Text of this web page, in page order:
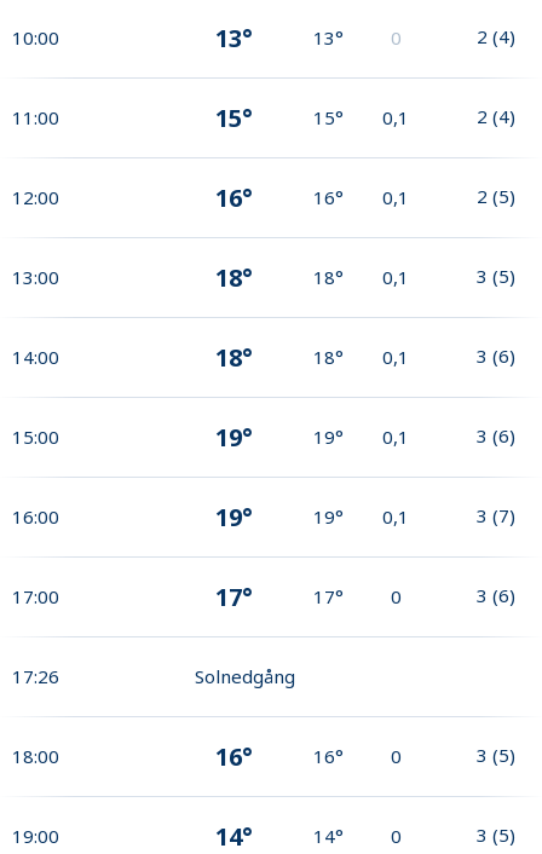
10:00 13° 13° 0 2 (4)
11:00 15° 15° 0,1 2 (4)
12:00 16° 16° 0,1 2 (5)
13:00 18° 18° 0,1 3 (5)
14:00 18° 18° 0,1 3 (6)
15:00 19° 19° 0,1 3 (6)
16:00 19° 19° 0,1 3 (7)
17:00 17° 17° 0 3 (6)
17:26 Solnedgång
18:00 16° 16° 0 3 (5)
19:00 14° 14° 0 3 (5)